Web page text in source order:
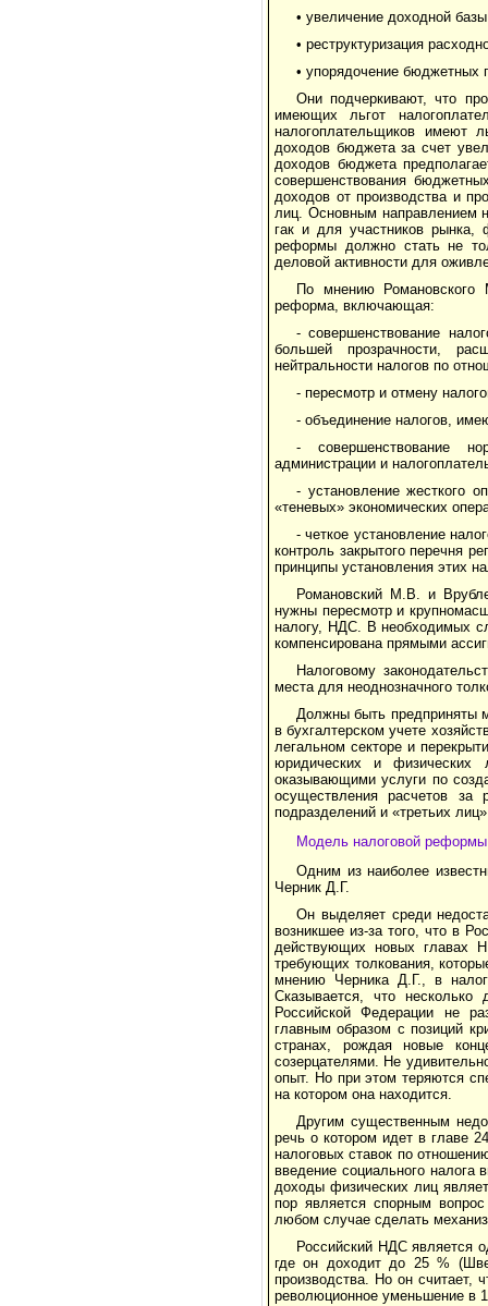
• увеличение доходной
• реструктуризация
• упорядочение бюджетных
Они подчеркивают, что
имеющих льгот
налогоплательщиков имеют
доходов бюджета за счет
доходов бюджета
совершенствования
доходов от производства и
лиц. Основным направлением
гак и для участников рынка,
реформы должно стать не
деловой активности для
По мнению
реформа, включающая:
- совершенствование
большей прозрач­ности,
нейтральности налогов по
- пересмотр и отмену
- объединение налогов,
- совершенствование
администрации и
- установление жесткого
«теневых» экономических
- четкое установление
контроль закрытого перечня
принципы установления этих
Романовский М.В. и
нужны пересмотр и
налогу, НДС. В необходимых
компенсирована прямыми
Налоговому
места для неодно­значного
Должны быть предприняты
в бухгалтерском учете
легальном секторе и
юридических и
оказывающими услуги по
осуществления расчетов за
подразделений и «третьих
Модель налоговой
Одним из наиболее
Черник Д.Г.
Он выделяет среди
возникшее из-за того, что в
действующих новых главах
требующих толкования,
мнению Черника Д.Г., в
Сказывается, что несколько
Российской Федерации не
главным образом с позиций
странах, рождая новые
созерцателями. Не
опыт. Но при этом теряются
на котором она находится.
Другим существенным
речь о котором идет в главе
налоговых ставок по
введение социального налога
доходы физических лиц
пор является спорным
любом случае сделать
Российский НДС является
где он доходит до 25 %
производства. Но он считает,
революционное уменьшение в